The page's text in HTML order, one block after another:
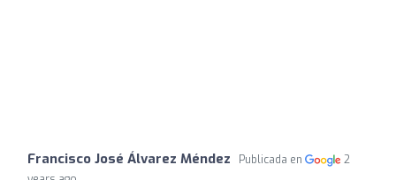
Francisco José Álvarez Méndez Publicada en
2